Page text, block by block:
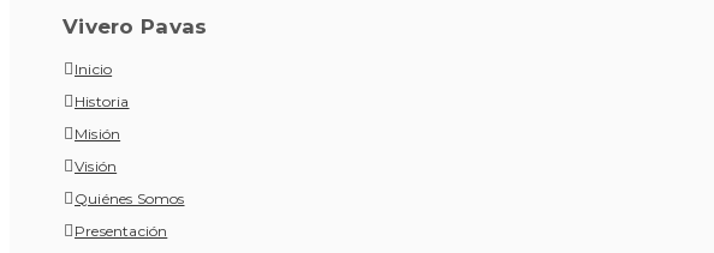
Vivero Pavas
Inicio
Historia
Misión
Visión
Quiénes Somos
Presentación